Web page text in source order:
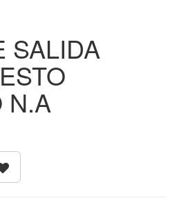
SALIDA
N.A